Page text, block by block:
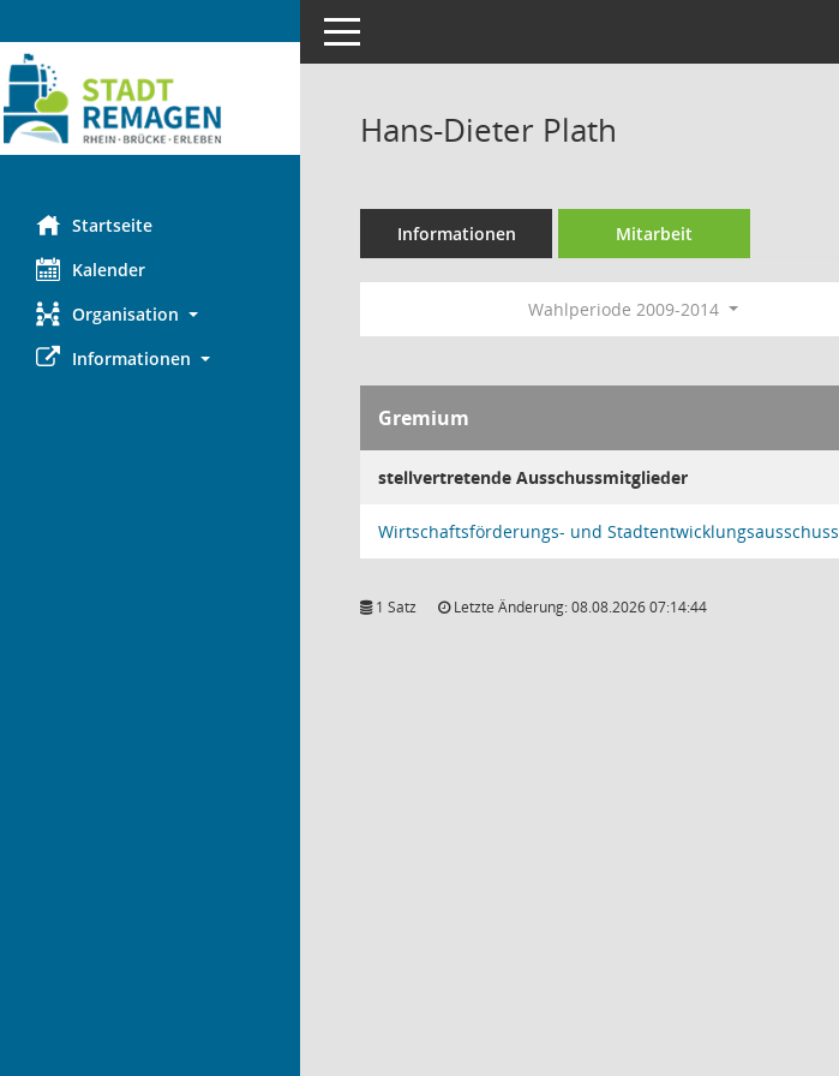
Startseite
Kalender
Organisation
Informationen
Toggle navigation
Hans-Dieter Plath
Informationen Mitarbeit
Wahlperiode 2009-2014
Gremium
stellvertretende Ausschussmitglieder
Wirtschaftsförderungs- und Stadtentwicklungsausschuss
1 Satz Letzte Änderung: 08.08.2026 07:14:44